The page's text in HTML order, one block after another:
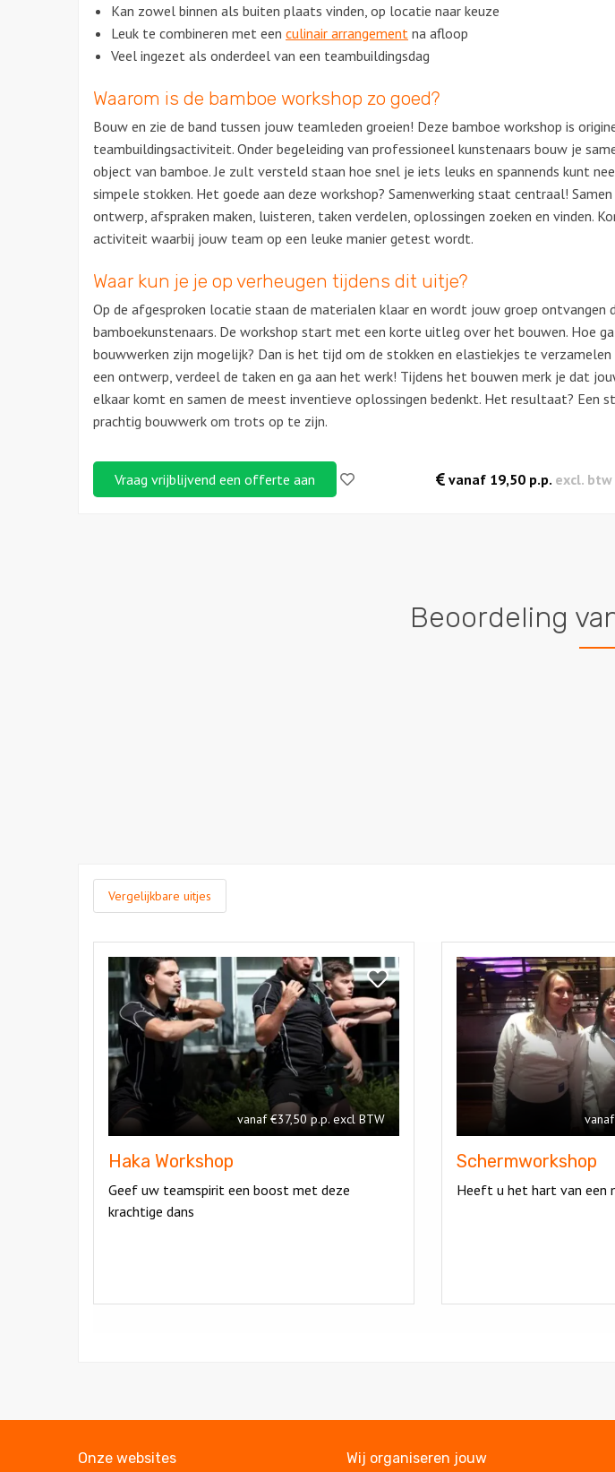
Kan zowel binnen als buiten plaats vinden, op locatie naar keuze
Leuk te combineren met een culinair arrangement na afloop
Veel ingezet als onderdeel van een teambuildingsdag
Waarom is de bamboe workshop zo goed?
Bouw en zie de band tussen jouw teamleden groeien! Deze bamboe workshop is
teambuildingsactiviteit. Onder begeleiding van professioneel kunstenaars bouw je
object van bamboe. Je zult versteld staan hoe snel je iets leuks en spannends kunt
simpele stokken. Het goede aan deze workshop? Samenwerking staat centraal! Samen
ontwerp, afspraken maken, luisteren, taken verdelen, oplossingen zoeken en vinden.
activiteit waarbij jouw team op een leuke manier getest wordt.
Waar kun je je op verheugen tijdens dit uitje?
Op de afgesproken locatie staan de materialen klaar en wordt jouw groep ontvangen
bamboekunstenaars. De workshop start met een korte uitleg over het bouwen. Hoe
bouwwerken zijn mogelijk? Dan is het tijd om de stokken en elastiekjes te verzamelen
een ontwerp, verdeel de taken en ga aan het werk! Tijdens het bouwen merk je dat
elkaar komt en samen de meest inventieve oplossingen bedenkt. Het resultaat? Een
prachtig bouwwerk om trots op te zijn.
Vraag vrijblijvend een offerte aan Like! vanaf 19,50 p.p. excl. btw
Beoordeling
Vergelijkbare uitjes
Bekijk
Haka
Workshop
vanaf €37,50 p.p. excl BTW
Haka Workshop
Geef uw teamspirit een boost met deze
krachtige dans
Bekijk
Haka
Workshop
Schermworkshop
Heeft u het hart van een
Bekijk
Schermworkshop
Onze websites Wij organiseren jouw